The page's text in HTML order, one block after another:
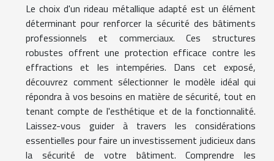
Le choix d'un rideau métallique adapté est un élément
déterminant pour renforcer la sécurité des bâtiments
professionnels et commerciaux. Ces structures
robustes offrent une protection efficace contre les
effractions et les intempéries. Dans cet exposé,
découvrez comment sélectionner le modèle idéal qui
répondra à vos besoins en matière de sécurité, tout en
tenant compte de l'esthétique et de la fonctionnalité.
Laissez-vous guider à travers les considérations
essentielles pour faire un investissement judicieux dans
la sécurité de votre bâtiment. Comprendre les